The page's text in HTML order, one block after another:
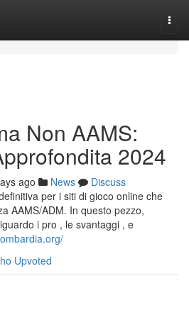
Non AAMS:
2024
ago News
Discuss
per i siti di gioco online che
AAMS/ADM. In questo pezzo,
i pro , le svantaggi , e
Upvoted